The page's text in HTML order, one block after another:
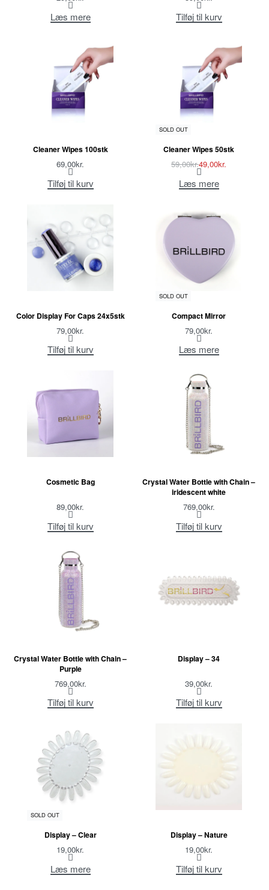
Læs mere Tilføj til kurv
Cleaner Wipes 100stk
69,00kr.
Tilføj til kurv
-17% OFF
SOLD OUT
Cleaner Wipes 50stk
59,00kr.49,00kr.
Læs mere
Color Display For Caps 24x5stk
79,00kr.
Tilføj til kurv
SOLD OUT
Compact Mirror
79,00kr.
Læs mere
Cosmetic Bag
89,00kr.
Tilføj til kurv
Crystal Water Bottle with Chain –
iridescent white
769,00kr.
Tilføj til kurv
Crystal Water Bottle with Chain –
Purple
769,00kr.
Tilføj til kurv
Display – 34
39,00kr.
Tilføj til kurv
SOLD OUT
Display – Clear
19,00kr.
Læs mere
Display – Nature
19,00kr.
Tilføj til kurv